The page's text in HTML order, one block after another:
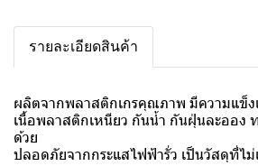
รายละเอียดสินค้า
ผลิตจากพลาสติกเกรคุณภาพ มีความแข็
เนื้อพลาสติกเหนียว กันน้ำ กันฝุ่นละออง
ด้วย
ปลอดภัยจากกระแสไฟฟ้ารั่ว เป็นวัสดุที่ไ